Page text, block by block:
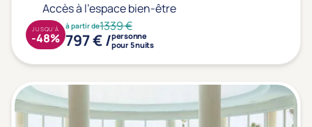
Accès à l'espace bien-être
à partir de1339 €
797 € /personne
pour 5 nuits
JUSQU'À
-48%